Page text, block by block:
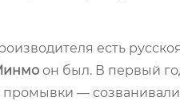
есть
он был. В первый
—